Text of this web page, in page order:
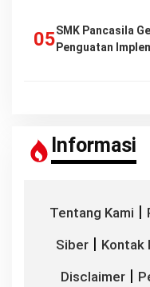
SMK Pancasila
Penguatan
Informasi
Tentang Kami |
Siber | Kontak
Disclaimer|